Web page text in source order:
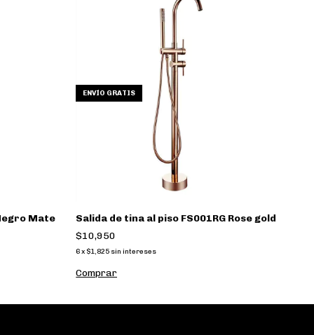
Mate
ENVÍO GRATIS
Salida de tina al piso FS001RG Rose gold
$10,950
6x $1,825 sin intereses